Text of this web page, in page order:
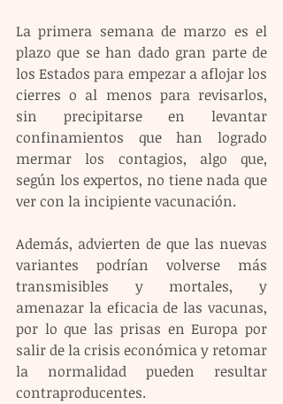
La primera semana de marzo es el
plazo que se han dado gran parte de
los Estados para empezar a aflojar los
cierres o al menos para revisarlos,
sin precipitarse en levantar
confinamientos que han logrado
mermar los contagios, algo que,
según los expertos, no tiene nada que
ver con la incipiente vacunación.
Además, advierten de que las nuevas
variantes podrían volverse más
transmisibles y mortales, y
amenazar la eficacia de las vacunas,
por lo que las prisas en Europa por
salir de la crisis económica y retomar
la normalidad pueden resultar
contraproducentes.